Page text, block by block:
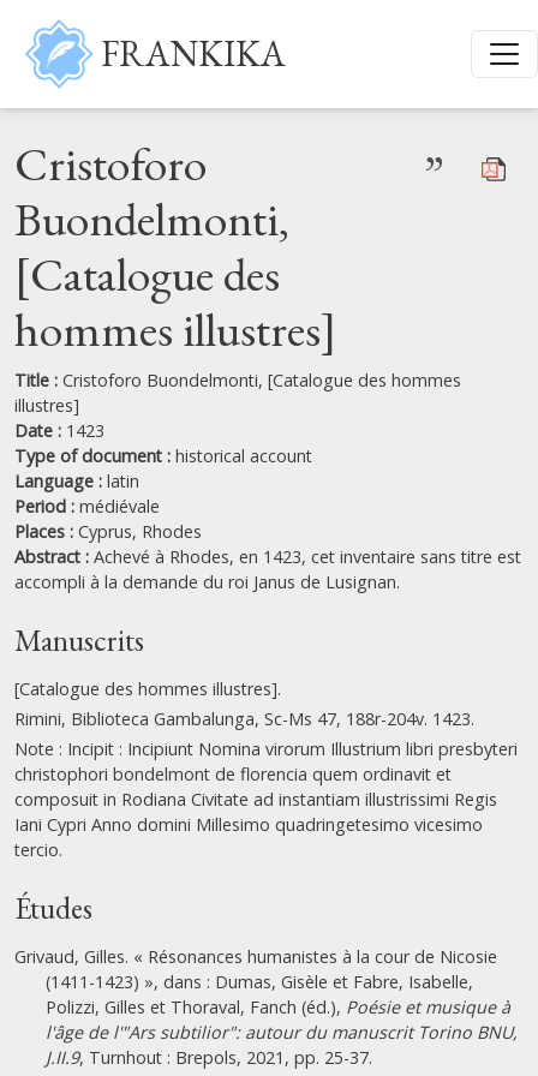
Skip to main content
FRANKIKA
Cristoforo
Buondelmonti,
[Catalogue des
hommes illustres]
”
Title : Cristoforo Buondelmonti, [Catalogue des hommes
illustres]
Date : 1423
Type of document : historical account
Language : latin
Period : médiévale
Places : Cyprus, Rhodes
Abstract : Achevé à Rhodes, en 1423, cet inventaire sans titre est
accompli à la demande du roi Janus de Lusignan.
Manuscrits
[Catalogue des hommes illustres].
Rimini, Biblioteca Gambalunga, Sc-Ms 47, 188r-204v. 1423.
Note : Incipit : Incipiunt Nomina virorum Illustrium libri presbyteri
christophori bondelmont de florencia quem ordinavit et
composuit in Rodiana Civitate ad instantiam illustrissimi Regis
Iani Cypri Anno domini Millesimo quadringetesimo vicesimo
tercio.
Études
Grivaud, Gilles. « Résonances humanistes à la cour de Nicosie
(1411-1423) », dans : Dumas, Gisèle et Fabre, Isabelle,
Polizzi, Gilles et Thoraval, Fanch (éd.), Poésie et musique à
l'âge de l'"Ars subtilior": autour du manuscrit Torino BNU,
J.II.9, Turnhout : Brepols, 2021, pp. 25-37.